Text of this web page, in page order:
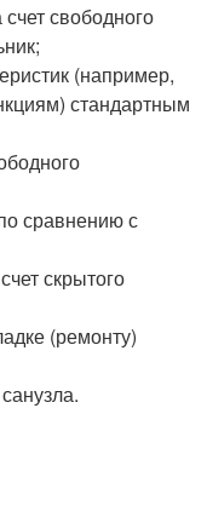
свободного
(например,
стандартным
сравнению с
скрытого
(ремонту)